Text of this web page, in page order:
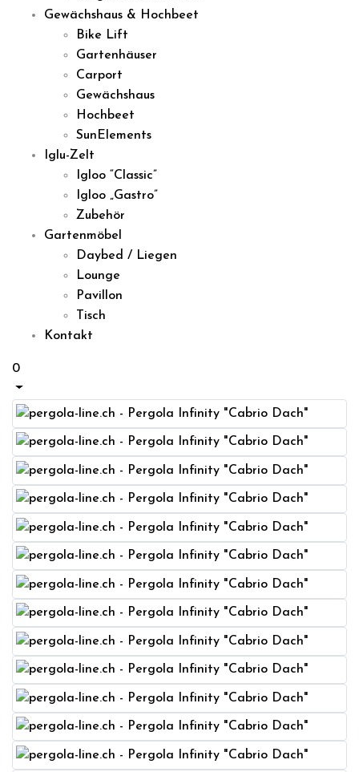
Gewächshaus & Hochbeet
Bike Lift
Gartenhäuser
Carport
Gewächshaus
Hochbeet
SunElements
Iglu-Zelt
Igloo “Classic”
Igloo „Gastro”
Zubehör
Gartenmöbel
Daybed / Liegen
Lounge
Pavillon
Tisch
Kontakt
0